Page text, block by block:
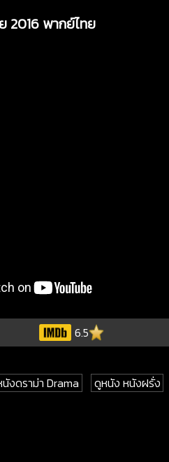
2016 พากย์ไทย
6.5
งดราม่า Drama
ดูหนัง หนังฝรั่ง